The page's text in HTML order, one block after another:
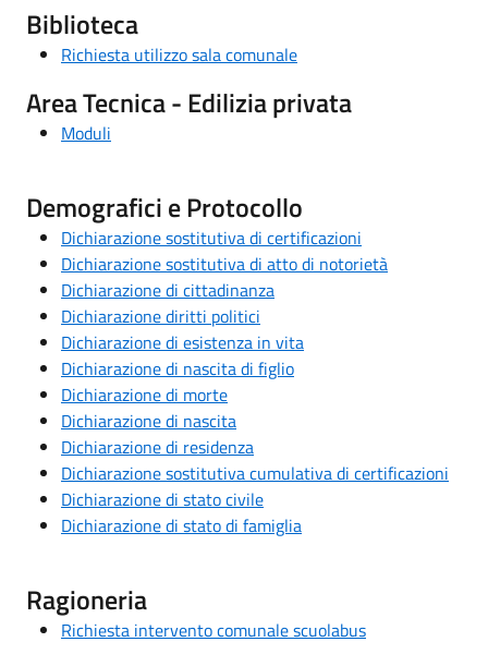
Biblioteca
Richiesta utilizzo sala comunale
Area Tecnica - Edilizia privata
Moduli
Demografici e Protocollo
Dichiarazione sostitutiva di certificazioni
Dichiarazione sostitutiva di atto di notorietà
Dichiarazione di cittadinanza
Dichiarazione diritti politici
Dichiarazione di esistenza in vita
Dichiarazione di nascita di figlio
Dichiarazione di morte
Dichiarazione di nascita
Dichiarazione di residenza
Dichiarazione sostitutiva cumulativa di certificazioni
Dichiarazione di stato civile
Dichiarazione di stato di famiglia
Ragioneria
Richiesta intervento comunale scuolabus